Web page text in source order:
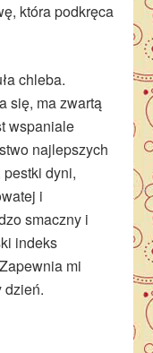
która podkręca
chleba.
się, ma zwartą
wspaniale
najlepszych
dyni,
i
smaczny i
indeks
mi
dzień.